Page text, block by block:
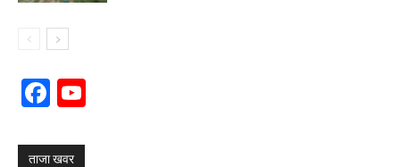
Facebook
ताजा खवर